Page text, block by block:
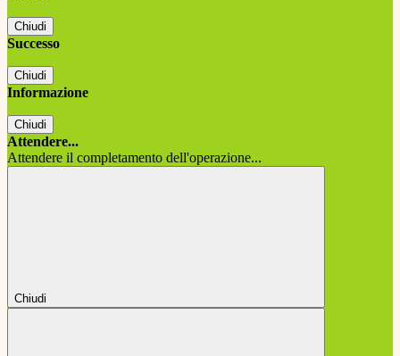
Chiudi
Successo
Chiudi
Informazione
Chiudi
Attendere...
Attendere il completamento dell'operazione...
Chiudi